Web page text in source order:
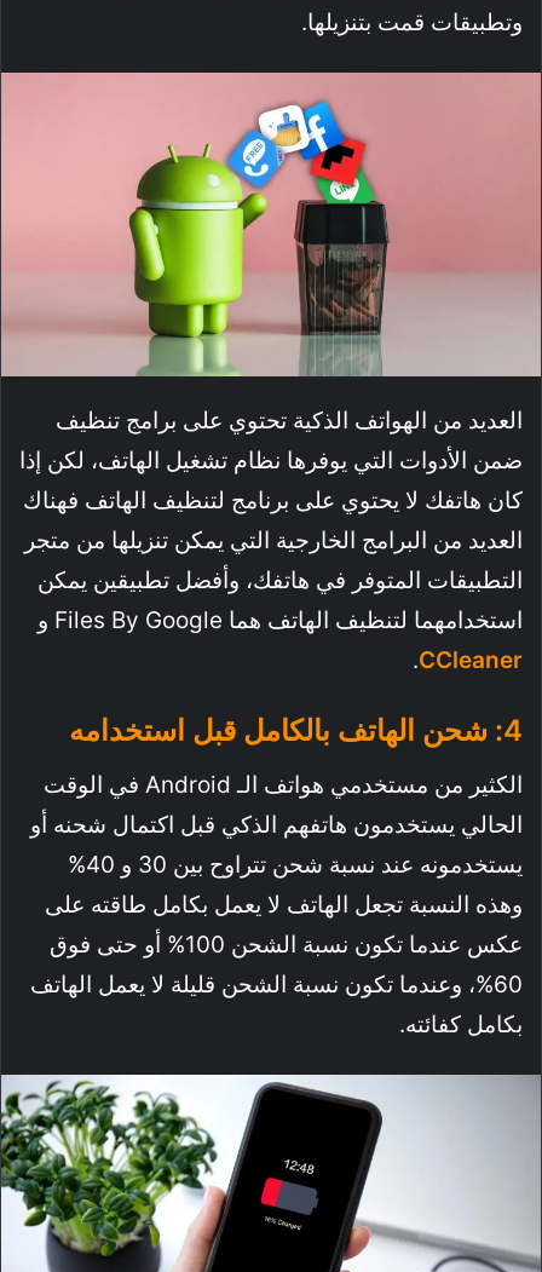
وتطبيقات قمت بتنزيلها.
العديد من الهواتف الذكية تحتوي على برامج تنظيف
ضمن الأدوات التي يوفرها نظام تشغيل الهاتف، لكن إذا
كان هاتفك لا يحتوي على برنامج لتنظيف الهاتف فهناك
العديد من البرامج الخارجية التي يمكن تنزيلها من متجر
التطبيقات المتوفر في هاتفك، وأفضل تطبيقين يمكن
استخدامهما لتنظيف الهاتف هما Files By Google و
CCleaner
.
4: شحن الهاتف بالكامل قبل استخدامه
الكثير من مستخدمي هواتف الـ Android في الوقت
الحالي يستخدمون هاتفهم الذكي قبل اكتمال شحنه أو
يستخدمونه عند نسبة شحن تتراوح بين 30 و 40%
وهذه النسبة تجعل الهاتف لا يعمل بكامل طاقته على
عكس عندما تكون نسبة الشحن 100% أو حتى فوق
60%، وعندما تكون نسبة الشحن قليلة لا يعمل الهاتف
بكامل كفائته.